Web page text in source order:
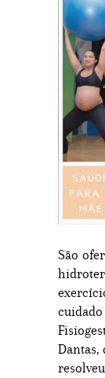
São
cuidado
Dantas,